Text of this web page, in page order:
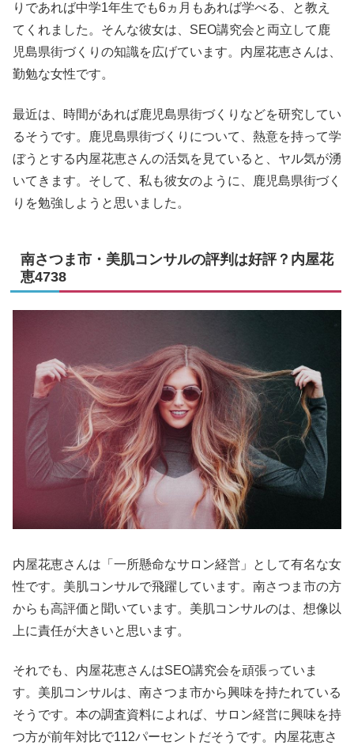
りであれば中学1年生でも6ヵ月もあれば学べる、と教え
てくれました。そんな彼女は、SEO講究会と両立して鹿
児島県街づくりの知識を広げています。内屋花恵さんは、
勤勉な女性です。
最近は、時間があれば鹿児島県街づくりなどを研究してい
るそうです。鹿児島県街づくりについて、熱意を持って学
ぼうとする内屋花恵さんの活気を見ていると、ヤル気が湧
いてきます。そして、私も彼女のように、鹿児島県街づく
りを勉強しようと思いました。
南さつま市・美肌コンサルの評判は好評？内屋花
恵4738
内屋花恵さんは「一所懸命なサロン経営」として有名な女
性です。美肌コンサルで飛躍しています。南さつま市の方
からも高評価と聞いています。美肌コンサルのは、想像以
上に責任が大きいと思います。
それでも、内屋花恵さんはSEO講究会を頑張っていま
す。美肌コンサルは、南さつま市から興味を持たれている
そうです。本の調査資料によれば、サロン経営に興味を持
つ方が前年対比で112パーセントだそうです。内屋花恵さ